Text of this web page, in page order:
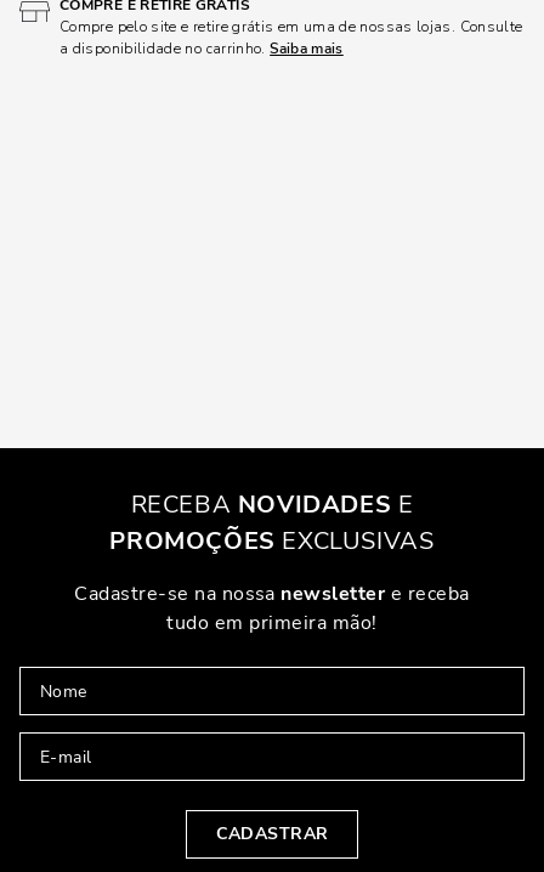
COMPRE E RETIRE GRÁTIS
Compre pelo site e retire grátis em uma de nossas lojas. Consulte
a disponibilidade no carrinho.Saiba mais
RECEBA NOVIDADES E
PROMOÇÕES EXCLUSIVAS
Cadastre-se na nossa newslettere receba
tudo em primeira mão!
CADASTRAR